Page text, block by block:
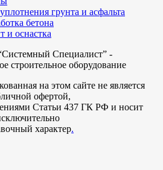
грунта и асфальта
бетона
и оснастка
Специалист” -
строительное оборудование
на этом сайте не является
офертой,
Статьи 437 ГК РФ и носит
характер.